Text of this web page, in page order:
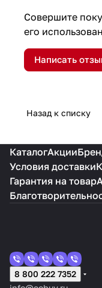
Совершите
его
Написать
Назад к списку
КаталогАкции
Условия доставки
Гарантия на товар
8 800 222 7352